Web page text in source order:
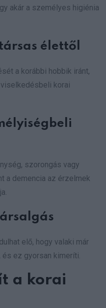
akár a személyes higiénia
élettől
a korábbi hobbik iránt,
korai
szorongás vagy
a demencia az érzelmek
elő, hogy valaki már
ez gyorsan kimeríti.
a korai